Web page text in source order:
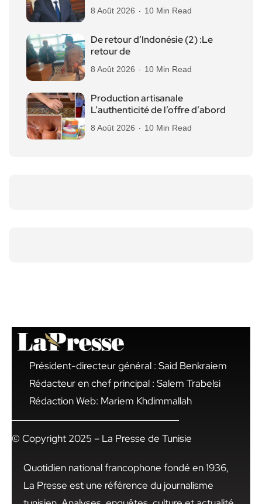
8 Août 2026 10 Min Read
De retour d’Indonésie (2) :Le
retour de
8 Août 2026 10 Min Read
Production artisanale
L’authenticité de l’offre d’abord
8 Août 2026 10 Min Read
Président-directeur général : Said Benkraiem
Rédacteur en chef principal : Salem Trabelsi
Rédaction Web: Mariem Khdimmallah
© Copyright 2025 – La Presse de Tunisie
Quotidien national francophone fondé en 1936,
La Presse est une référence du journalisme